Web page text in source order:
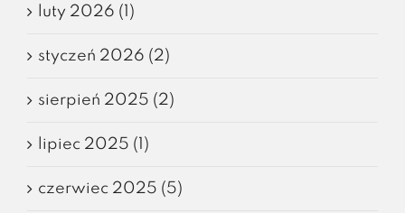
luty 2026 (1)
styczeń 2026 (2)
sierpień 2025 (2)
lipiec 2025 (1)
czerwiec 2025 (5)